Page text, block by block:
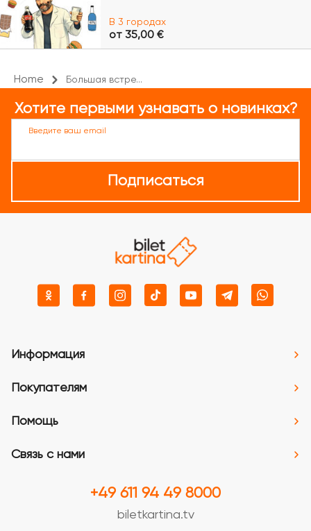
В 3 городах
от 35,00 €
Home Большая встре...
Хотите первыми узнавать о новинках?
Введите ваш email
Подписаться
Информация
Покупателям
Помощь
Связь с нами
+49 611 94 49 8000
biletkartina.tv